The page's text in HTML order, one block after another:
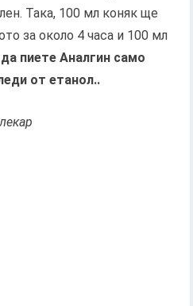
Така, 100 мл коняк ще
за около 4 часа и 100 мл
пиете Аналгин само
от етанол..